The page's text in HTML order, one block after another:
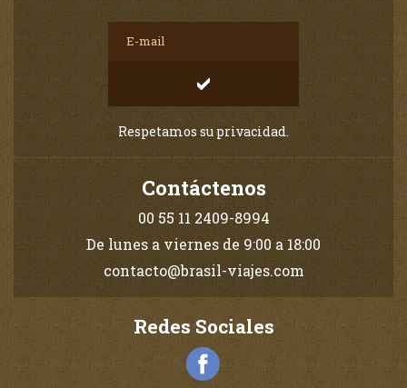
Respetamos su privacidad.
Contáctenos
00 55 11 2409-8994
De lunes a viernes de 9:00 a 18:00
contacto@brasil-viajes.com
Redes Sociales